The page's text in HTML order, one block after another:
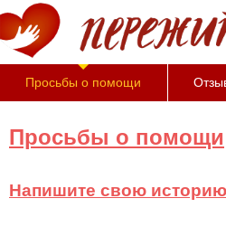
За
50
минут
Вы
можете
тяжесть
своего
и
Просьбы о помощи
Просьбы о помощи
Напишите свою историю